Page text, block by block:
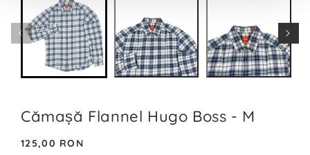
Cămașă Flannel Hugo Boss - M
Preț
125,00 RON